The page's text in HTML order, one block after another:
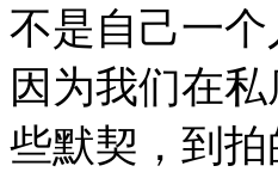
不是自己一
因为我们在
些默契，到